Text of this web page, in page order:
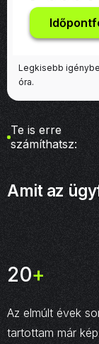
Legkisebb
óra.
Te is erre
számíthatsz:
Amit az
20+
Az elmúlt évek
tartottam már